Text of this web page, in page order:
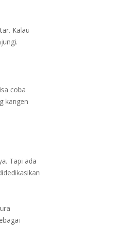
Kalau
coba
kangen
Tapi ada